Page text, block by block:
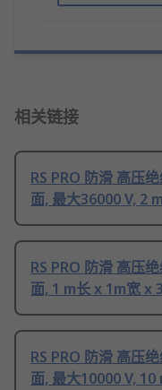
相关链接
RS PRO 防滑 高压
面, 最大36000 V, 2
RS PRO 防滑 高压
面, 1 m长 x 1m宽 x
RS PRO 防滑 高压
面, 最大10000 V,